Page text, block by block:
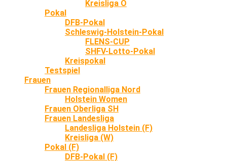
Kreisliga O
Pokal
DFB-Pokal
Schleswig-Holstein-Pokal
FLENS-CUP
SHFV-Lotto-Pokal
Kreispokal
Testspiel
Frauen
Frauen Regionalliga Nord
Holstein Women
Frauen Oberliga SH
Frauen Landesliga
Landesliga Holstein (F)
Kreisliga (W)
Pokal (F)
DFB-Pokal (F)